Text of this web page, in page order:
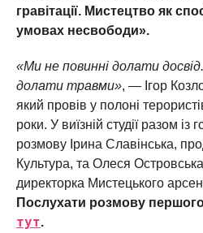
гравітації. Мистецтво як
умовах несвободи».
«Ми не повинні долати
долати травми», — Ігор
який провів у полоні
роки. У виїзній студії разом
розмову Ірина Славінська,
Культура, та Олеся
директорка Мистецького
Послухати розмову
тут.